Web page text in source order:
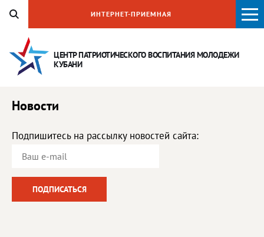
ЦЕНТР ПАТРИОТИЧЕСКОГО ВОСПИТАНИЯМОЛОДЕЖИ
КУБАНИ
ИНТЕРНЕТ-ПРИЕМНАЯ
Новости
Подпишитесь на рассылку новостей сайта: